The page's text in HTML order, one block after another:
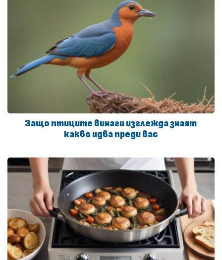
Защо птиците винаги изглежда знаят
какво идва преди вас